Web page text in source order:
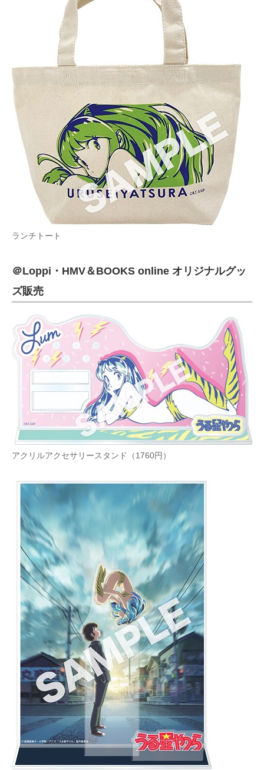
ランチトート
＠Loppi・HMV＆BOOKS online オリジナルグッ
ズ販売
アクリルアクセサリースタンド（1760円）